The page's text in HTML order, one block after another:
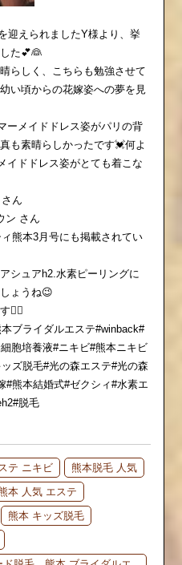
迎えられましたY様より、挙
た💕👰
らしく、こちらも勉強させて
い頃からの花嫁姿への夢を見
ーメイドドレス姿がパリの背
も素晴らしかったです💓何よ
イドドレス姿がとても着こな
さん
ン さん
熊本3月号にも掲載されてい
シュアh2.水素ピーリングに
ょうね😉
💆‍♀️
ブライダルエステ#winback#
胞培養液#ニキビ#熊本ニキビ
ズ脱毛#光の森エステ#光の森
#熊本結婚式#ゼクシィ#水素エ
脱毛
テ ニキビ
熊本脱毛 人気
本 人気 エステ
熊本 キッズ脱毛